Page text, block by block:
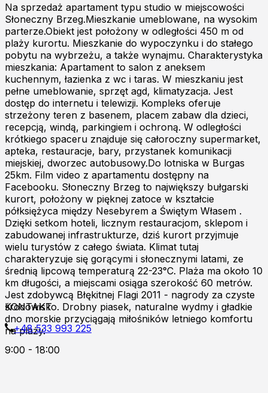
Na sprzedaż apartament typu studio w miejscowości
Słoneczny Brzeg.Mieszkanie umeblowane, na wysokim
parterze.Obiekt jest położony w odległości 450 m od
plaży kurortu. Mieszkaniе do wypoczynku i do stałego
pobytu na wybrzeżu, a także wynajmu. Charakterystyka
mieszkania: Apartament to salon z aneksem
kuchennym, łazienka z wc i taras. W mieszkaniu jest
pełne umeblowanie, sprzęt agd, klimatyzacja. Jest
dostęp do internetu i telewizji. Kompleks oferuje
strzeżony teren z basenem, placem zabaw dla dzieci,
recepcją, windą, parkingiem i ochroną. W odległości
krótkiego spaceru znajduje się całoroczny supermarket,
apteka, restauracje, bary, przystanek komunikacji
miejskiej, dworzec autobusowy.Do lotniska w Burgas
25km. Film video z apartamentu dostępny na
Facebooku. Słoneczny Brzeg to największy bułgarski
kurort, położony w pięknej zatoce w kształcie
półksiężyca między Nesebyrem a Świętym Własem .
Dzięki setkom hoteli, licznym restauracjom, sklepom i
zabudowanej infrastrukturze, dziś kurort przyjmuje
wielu turystów z całego świata. Klimat tutaj
charakteryzuje się gorącymi i słonecznymi latami, ze
średnią lipcową temperaturą 22-23°C. Plaża ma około 10
km długości, a miejscami osiąga szerokość 60 metrów.
Jest zdobywcą Błękitnej Flagi 2011 - nagrody za czyste
środowisko. Drobny piasek, naturalne wydmy i gładkie
dno morskie przyciągają miłośników letniego komfortu
na plaży.
KONTAKT
+48 533 993 225
9:00 - 18:00